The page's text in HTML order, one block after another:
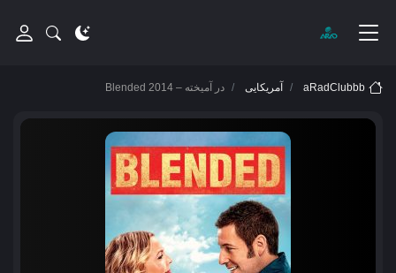
aRadClubbb آمریکایی در آمیخته – Blended 2014